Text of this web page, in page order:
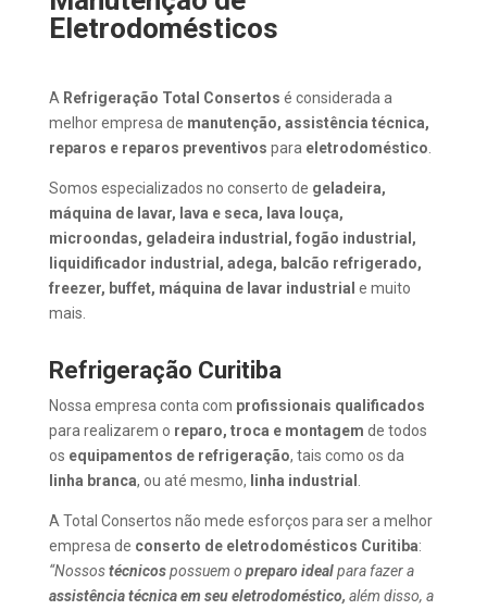
Eletrodomésticos
A Refrigeração Total Consertos é considerada a
melhor empresa de manutenção, assistência técnica,
reparos e reparos preventivos para eletrodoméstico
Somos especializados no conserto de geladeira,
máquina de lavar, lava e seca, lava louça,
microondas, geladeira industrial, fogão industrial,
liquidificador industrial, adega, balcão refrigerado,
freezer, buffet, máquina de lavar industrial e muito
mais.
Refrigeração Curitiba
Nossa empresa conta com profissionais qualificados
para realizarem o reparo, troca e montagem de todos
os equipamentos de refrigeração, tais como os da
linha branca, ou até mesmo, linha industrial
A Total Consertos não mede esforços para ser a melhor
empresa de conserto de eletrodomésticos Curitiba:
“Nossostécnicospossuem o preparo idealpara fazer a
assistência técnica em seu eletrodoméstico, além disso, a